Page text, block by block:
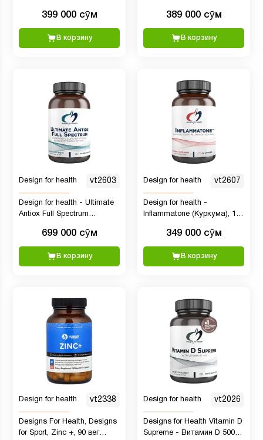
399 000 сӯм
В корзину
в виде MK4 для здоровья
костей, здоровья сердца и
поддержки иммунитета (60
389 000 сӯм
В корзину
Design for health vt2603
Design for health - Ultimate
Antiox Full Spectrum
антиоксидантами), 90
капсул
699 000 сӯм
В корзину
Design for health vt2607
Design for health -
Inflammatone (Куркума), 120
349 000 сӯм
В корзину
Design for health vt2338
Designs For Health, Designs
for Sport, Zinc +, 90 вег
Design for health vt2026
Designs for Health Vitamin D
Supreme - Витамин D 5000